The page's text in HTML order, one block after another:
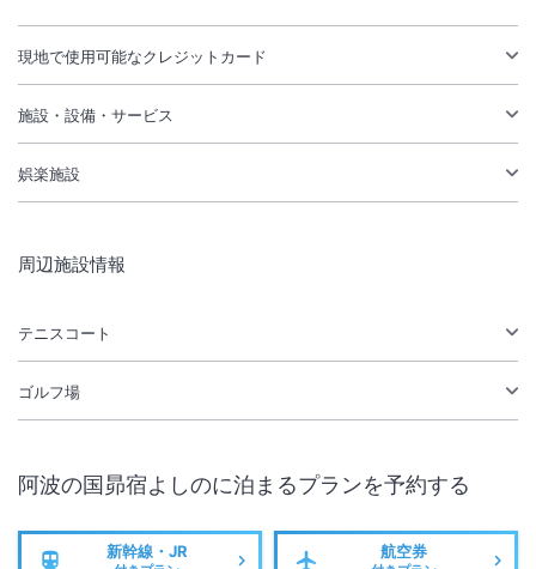
現地で使用可能なクレジットカード
施設・設備・サービス
娯楽施設
周辺施設情報
テニスコート
ゴルフ場
阿波の国昴宿よしのに泊まるプランを予約する
新幹線・JR 航空券